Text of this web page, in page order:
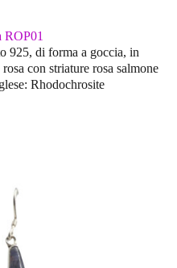
ROP01
925, di forma a goccia, in
con striature rosa salmone
Rhodochrosite